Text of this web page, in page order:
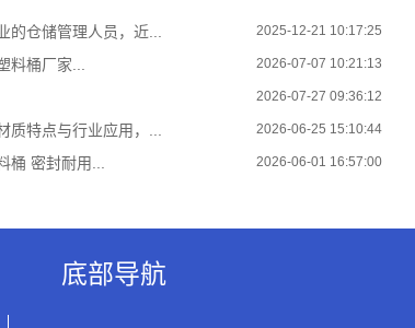
的仓储管理人员，近... 2025-12-21 10:17:25
料桶厂家... 2026-07-07 10:21:13
2026-07-27 09:36:12
质特点与行业应用，... 2026-06-25 15:10:44
桶 密封耐用... 2026-06-01 16:57:00
底部导航